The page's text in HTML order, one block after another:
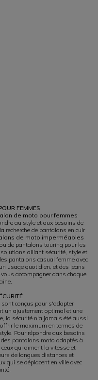
FEMMES
de moto pour femmes
au style et aux besoins de
recherche de pantalons en cuir
de moto imperméables
de pantalons touring pour les
alliant sécurité, style et
pantalons casual femme avec
usage quotidien, et des jeans
accompagner dans chaque
sont conçus pour s'adapter
un ajustement optimal et une
la sécurité n'a jamais été aussi
le maximum en termes de
Pour répondre aux besoins
pantalons moto adaptés à
qui aiment la vitesse et
de longues distances et
qui se déplacent en ville avec